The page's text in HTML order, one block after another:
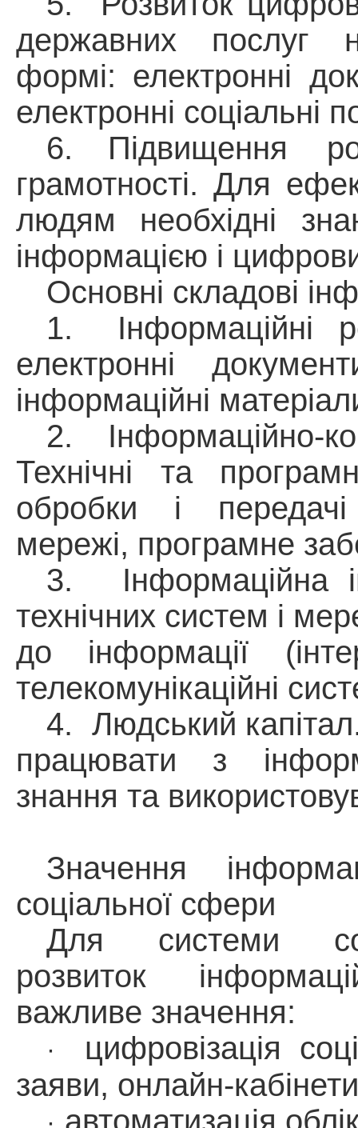
державних послуг
формі: електронні
електронні соціальні
6.
Підвищення
грамотності. Для
людям необхідні
інформацією і
Основні складові
1.
Інформаційні
електронні
інформаційні
2.
Інформаційно-
Технічні та
обробки і
мережі, програмне
3.
Інформаційна
технічних систем і
до інформації
телекомунікаційні
4. Людський
працювати з
знання та
Значення
соціальної сфери
Для системи
розвиток
важливе значення:
· цифровізація
заяви, онлайн-